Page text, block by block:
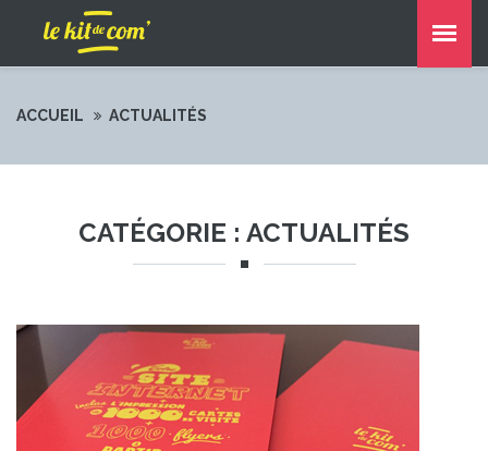
ACCUEIL ACTUALITÉS
CATÉGORIE : ACTUALITÉS